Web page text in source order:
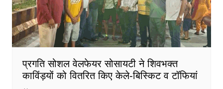
प्रगति सोशल वेलफेयर सोसायटी ने शिवभक्त
काविंड़यों को वितरित किए केले-बिस्किट व टॉफियां